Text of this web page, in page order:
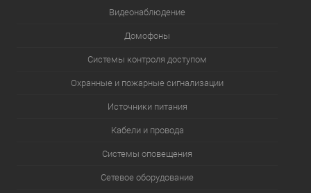
Видеонаблюдение
Домофоны
Системы контроля доступом
Охранные и пожарные сигнализации
Источники питания
Кабели и провода
Системы оповещения
Сетевое оборудование